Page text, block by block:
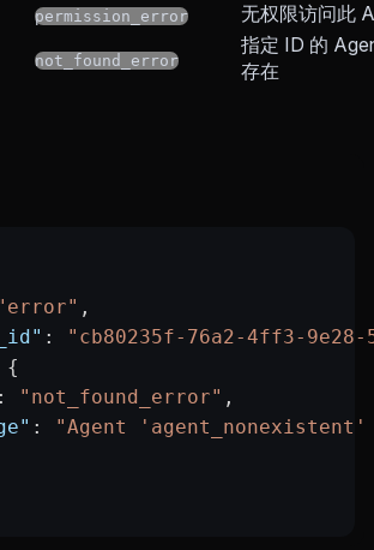
permission_error
无权限访问此
not_found_error
指定 ID 的
存在
,
:
"cb80235f-76a2-4ff3-9e28-
{
: "not_found_error" ,
:
"Agent